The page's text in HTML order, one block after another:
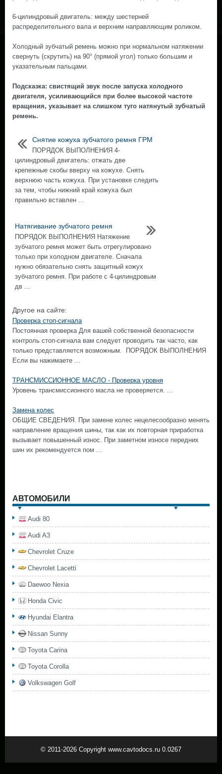
6-цилиндровый двигатель: между шестерней
распределительного вала и верхним направляющим роликом.
Холодный зубчатый ремень можно при нормальном натяжении
свернуть (скрутить) на 90° (прямой угол) только большим и
указательным пальцами.
Подсказка: свистящий звук после запуска холодного
двигателя, усиливающийся при более высокой частоте
вращения, указывает на слишком туго натянутый зубчатый
ремень.
Снятие кожуха зубчатого ремня ГРМ
ПОРЯДОК ВЫПОЛНЕНИЯ 4-
цилиндровый двигатель: отжать две
крепежные скобы вверху на кожухе. Снять
верхнюю часть кожуха. При установке следить
за тем, чтобы нижний край кожуха был
правильно вставлен ...
Натягивание зубчатого ремня
ПОРЯДОК ВЫПОЛНЕНИЯ Натяжение
зубчатого ремня может быть отрегулировано
только при холодном двигателе. Сначала
нужно обязательно снять защитный кожух
зубчатого ремня. При работе с 4-цилиндровым
дв ...
Другое на сайте:
Проверка стоп-сигнала
Постоянная проверка Для вашей собственной безопасности
контроль стоп-сигнала вам следует проводить так часто, как
только представляется возможным. ПОРЯДОК ВЫПОЛНЕНИЯ
Если вы нажимаете ...
ТРАНСМИССИОННОЕ МАСЛО - Проверка уровня
Уровень трансмиссионного масла не проверяется. ...
Замена колес
ОБЩИЕ СВЕДЕНИЯ. При замене колес нецелесообразно менять
направление вращения шины, так как их повторная приработка
вызывает повышенный износ. При заметном износе передних
шин их рекомендуется пом ...
АВТОМОБИЛИ
Audi 80
Audi A3
Chevrolet Cruze
Chevrolet Lacetti
Daewoo Nexia
Honda Civic
Hyundai Elantra
Nissan Sunny
Toyota Carina
Toyota Corolla
Volkswagen Golf
© 2011-2026 Copyright www.cavtodocs.ru 0.0267